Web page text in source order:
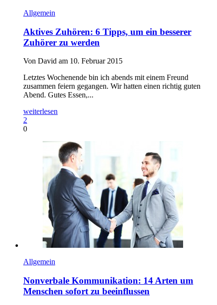
Allgemein
Aktives Zuhören: 6 Tipps, um ein besserer
Zuhörer zu werden
Von David am 10. Februar 2015
Letztes Wochenende bin ich abends mit einem Freund
zusammen feiern gegangen. Wir hatten einen richtig guten
Abend. Gutes Essen,...
weiterlesen
2
0
Allgemein
Nonverbale Kommunikation: 14 Arten um
Menschen sofort zu beeinflussen